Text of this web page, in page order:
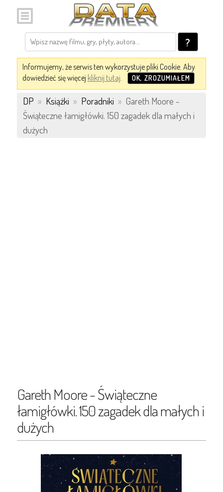
?
Informujemy, że serwis ten wykorzystuje pliki Cookie. Aby
dowiedzieć się więcej kliknij tutaj. OK, ZROZUMIAŁEM
DP » Książki » Poradniki » Gareth Moore -
Świąteczne łamigłówki. 150 zagadek dla małych i
dużych
Gareth Moore - Świąteczne
łamigłówki. 150 zagadek dla małych i
dużych